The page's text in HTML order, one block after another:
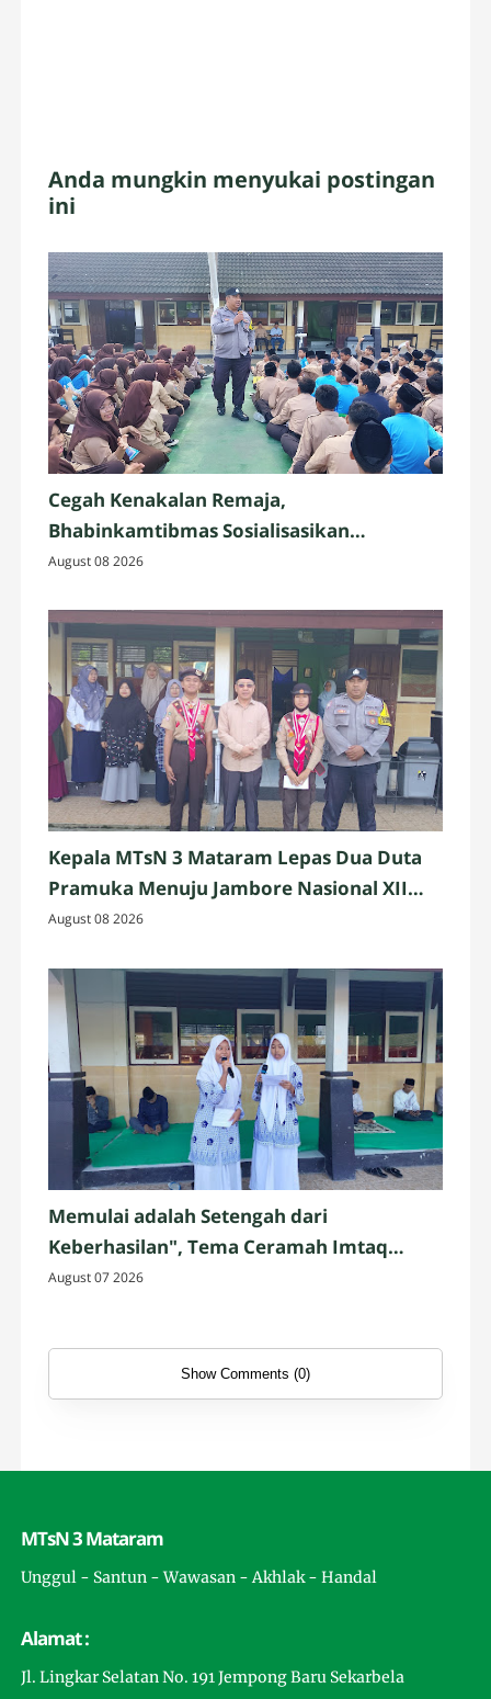
Anda mungkin menyukai postingan
ini
Cegah Kenakalan Remaja,
Bhabinkamtibmas Sosialisasikan
Kamtibmas kepada Siswa MTsN 3
August 08 2026
Kepala MTsN 3 Mataram Lepas Dua Duta
Pramuka Menuju Jambore Nasional XII
Tahun 2026
August 08 2026
Memulai adalah Setengah dari
Keberhasilan", Tema Ceramah Imtaq
Jumat oleh Siswa Kelas IX.3
August 07 2026
Show Comments (0)
MTsN 3 Mataram
Unggul - Santun - Wawasan - Akhlak - Handal
Alamat :
Jl. Lingkar Selatan No. 191 Jempong Baru Sekarbela